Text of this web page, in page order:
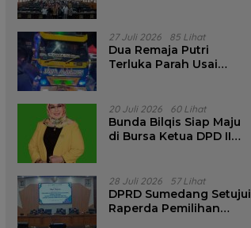
Pencalonan Diperjelas
27 Juli 2026 85 Lihat
Dua Remaja Putri
Terluka Parah Usai
Tanjungsari Sumedang
20 Juli 2026 60 Lihat
Bunda Bilqis Siap Maju
di Bursa Ketua DPD II
28 Juli 2026 57 Lihat
DPRD Sumedang Setujui
Raperda Pemilihan